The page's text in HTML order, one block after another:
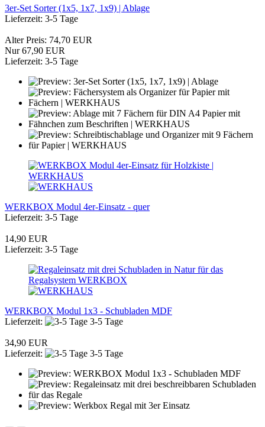
3er-Set Sorter (1x5, 1x7, 1x9) | Ablage
Lieferzeit: 3-5 Tage
Alter Preis: 74,70 EUR
Nur 67,90 EUR
Lieferzeit: 3-5 Tage
WERKBOX Modul 4er-Einsatz - quer
Lieferzeit: 3-5 Tage
14,90 EUR
Lieferzeit: 3-5 Tage
WERKBOX Modul 1x3 - Schubladen MDF
Lieferzeit:
3-5 Tage
34,90 EUR
Lieferzeit:
3-5 Tage